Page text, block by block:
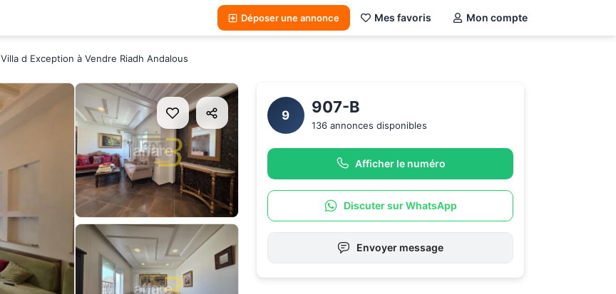
Déposer une annonce Mes favoris Mon compte
Villa d Exception à Vendre Riadh Andalous
9 907-B
136 annonces disponibles
Afficher le numéro
Discuter sur WhatsApp
Envoyer message